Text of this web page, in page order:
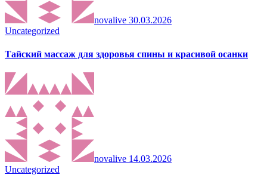
novalive 30.03.2026
Uncategorized
Тайский массаж для здоровья спины и красивой осанки
novalive 14.03.2026
Uncategorized